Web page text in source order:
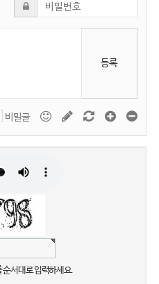
등록
비밀글
순서대로 입력하세요.